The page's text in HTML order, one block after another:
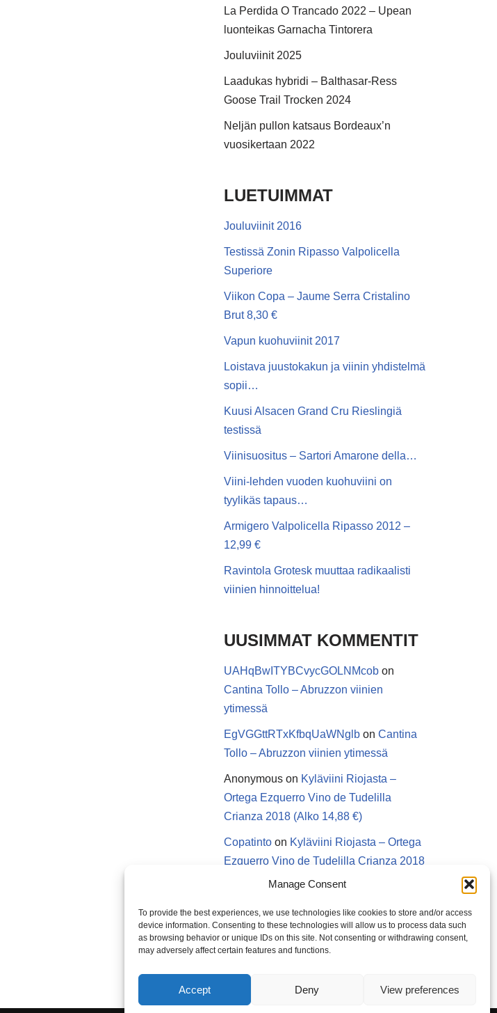
Manage Consent
To provide the best experiences, we use technologies like cookies to store and/or access
device information. Consenting to these technologies will allow us to process data such
as browsing behavior or unique IDs on this site. Not consenting or withdrawing consent,
may adversely affect certain features and functions.
Accept Deny View preferences
La Perdida O Trancado 2022 – Upean
luonteikas Garnacha Tintorera
Jouluviinit 2025
Laadukas hybridi – Balthasar-Ress
Goose Trail Trocken 2024
Neljän pullon katsaus Bordeaux’n
vuosikertaan 2022
LUETUIMMAT
Jouluviinit 2016
Testissä Zonin Ripasso Valpolicella
Superiore
Viikon Copa – Jaume Serra Cristalino
Brut 8,30 €
Vapun kuohuviinit 2017
Loistava juustokakun ja viinin yhdistelmä
sopii…
Kuusi Alsacen Grand Cru Rieslingiä
testissä
Viinisuositus – Sartori Amarone della…
Viini-lehden vuoden kuohuviini on
tyylikäs tapaus…
Armigero Valpolicella Ripasso 2012 –
12,99 €
Ravintola Grotesk muuttaa radikaalisti
viinien hinnoittelua!
UUSIMMAT KOMMENTIT
UAHqBwITYBCvycGOLNMcob on
Cantina Tollo – Abruzzon viinien
ytimessä
EgVGGttRTxKfbqUaWNglb on Cantina
Tollo – Abruzzon viinien ytimessä
Anonymous on Kyläviini Riojasta –
Ortega Ezquerro Vino de Tudelilla
Crianza 2018 (Alko 14,88 €)
Copatinto on Kyläviini Riojasta – Ortega
Ezquerro Vino de Tudelilla Crianza 2018
(Alko 14,88 €)
Riojasta – Ortega Ezquerro Vino de
Tudelilla Crianza 2018 (Alko 14,88 €)